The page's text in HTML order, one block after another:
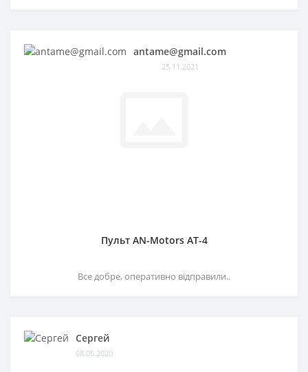
antame@gmail.com
25.11.2021
Пульт AN-Motors AT-4
Все добре, оперативно відправили..
Сергей
08.05.2020